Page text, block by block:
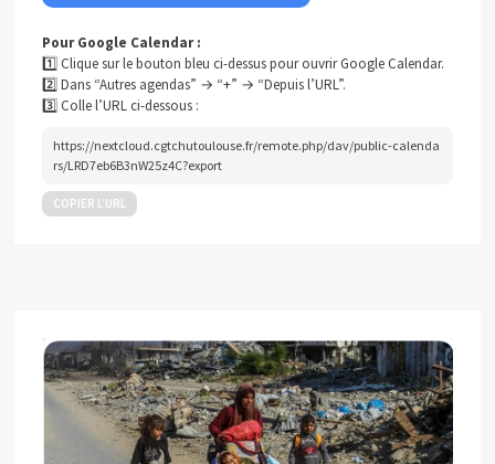
Pour Google Calendar :
1️⃣ Clique sur le bouton bleu ci-dessus pour ouvrir Google Calendar.
2️⃣ Dans “Autres agendas” → “+” → “Depuis l’URL”.
3️⃣ Colle l’URL ci-dessous :
https://nextcloud.cgtchutoulouse.fr/remote.php/dav/public-calenda
rs/LRD7eb6B3nW25z4C?export
COPIER L’URL